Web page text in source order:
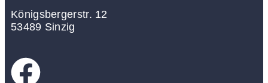
Königsbergerstr. 12
53489 Sinzig